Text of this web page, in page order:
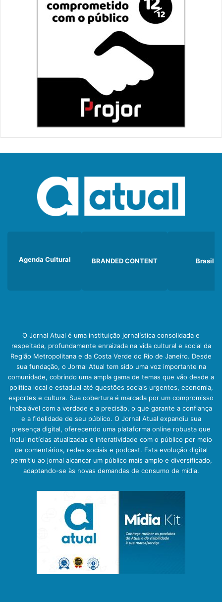
Agenda Cultural BRANDED CONTENT Brasil
O Jornal Atual é uma instituição jornalística consolidada e
respeitada, profundamente enraizada na vida cultural e social da
Região Metropolitana e da Costa Verde do Rio de Janeiro. Desde
sua fundação, o Jornal Atual tem sido uma voz importante na
comunidade, cobrindo uma ampla gama de temas que vão desde a
política local e estadual até questões sociais urgentes, economia,
esportes e cultura. Sua cobertura é marcada por um compromisso
inabalável com a verdade e a precisão, o que garante a confiança
e a fidelidade de seu público. O Jornal Atual expandiu sua
presença digital, oferecendo uma plataforma online robusta que
inclui notícias atualizadas e interatividade com o público por meio
de comentários, redes sociais e podcast. Esta evolução digital
permitiu ao jornal alcançar um público mais amplo e diversificado,
adaptando-se às novas demandas de consumo de mídia.